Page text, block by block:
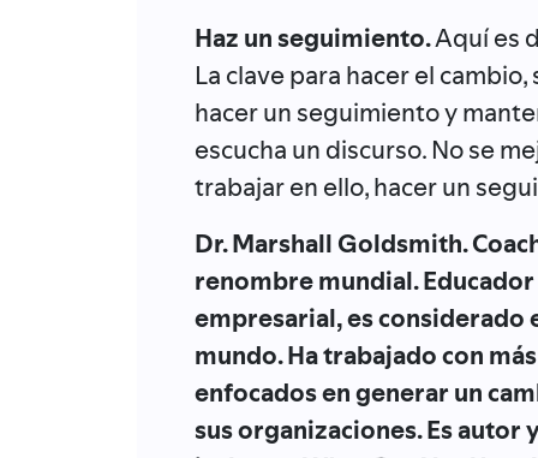
Haz un seguimiento.Aquí es
La clave para hacer el
hacer un seguimiento y
escucha un discurso. No se
trabajar en ello, hacer un
Dr. Marshall Goldsmith.
renombre mundial.
empresarial, es considerado
mundo. Ha trabajado con
enfocados en generar un
sus organizaciones. Es